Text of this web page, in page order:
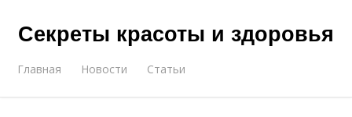
Секреты красоты и здоровья
Главная Новости Статьи